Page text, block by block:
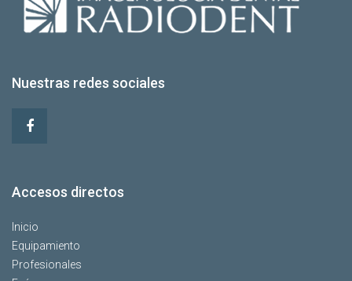
Nuestras redes sociales
Accesos directos
Inicio
Equipamiento
Profesionales